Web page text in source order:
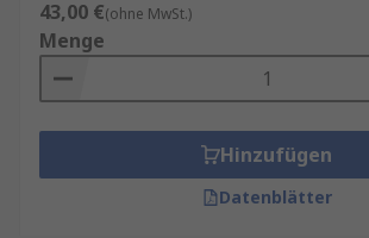
43,00 €(ohne MwSt.)
Menge
Hinzufügen
Datenblätter